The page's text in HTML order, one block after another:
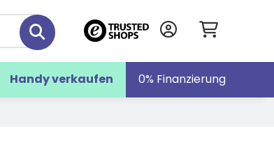
Handy verkaufen 0% Finanzierung
Galaxy S26 Galaxy Z Fold7